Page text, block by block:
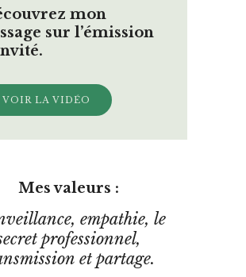
mon
sur l’émission
VOIR LA VIDÉO
Mes valeurs :
empathie, le
professionnel,
et partage.